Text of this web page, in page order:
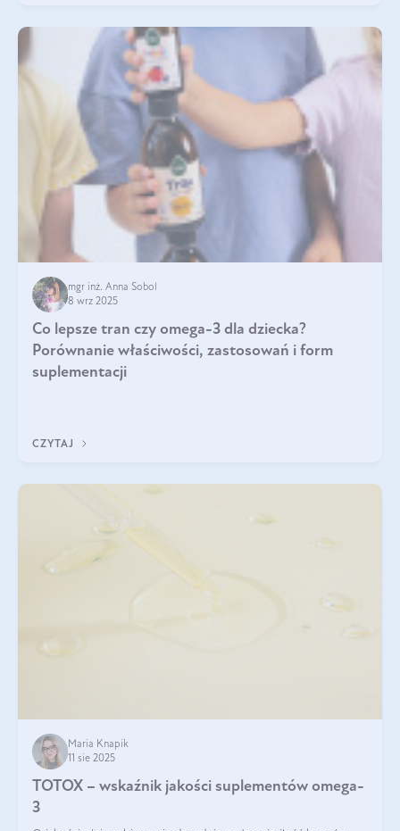
mgr inż. Anna Sobol
8 wrz 2025
Co lepsze tran czy omega-3 dla dziecka?
Porównanie właściwości, zastosowań i form
suplementacji
CZYTAJ
Maria Knapik
11 sie 2025
TOTOX – wskaźnik jakości suplementów omega-
3